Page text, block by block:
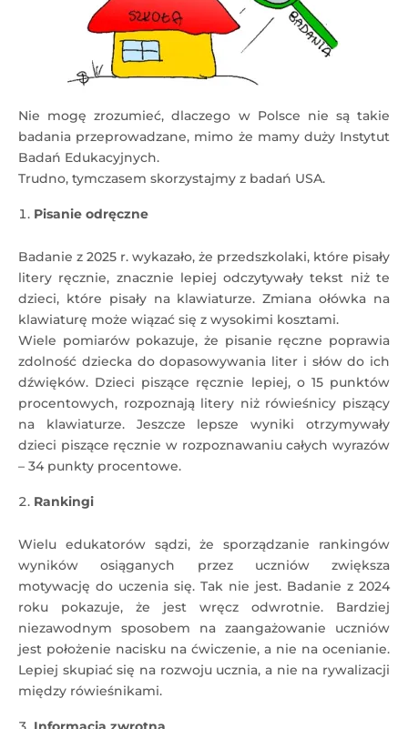
Nie mogę zrozumieć, dlaczego w Polsce nie są takie
badania przeprowadzane, mimo że mamy duży Instytut
Badań Edukacyjnych.
Trudno, tymczasem skorzystajmy z badań USA.
Pisanie odręczne
Badanie z 2025 r. wykazało, że przedszkolaki, które pisały
litery ręcznie, znacznie lepiej odczytywały tekst niż te
dzieci, które pisały na klawiaturze. Zmiana ołówka na
klawiaturę może wiązać się z wysokimi kosztami.
Wiele pomiarów pokazuje, że pisanie ręczne poprawia
zdolność dziecka do dopasowywania liter i słów do ich
dźwięków. Dzieci piszące ręcznie lepiej, o 15 punktów
procentowych, rozpoznają litery niż rówieśnicy piszący
na klawiaturze. Jeszcze lepsze wyniki otrzymywały
dzieci piszące ręcznie w rozpoznawaniu całych wyrazów
– 34 punkty procentowe.
Rankingi
Wielu edukatorów sądzi, że sporządzanie rankingów
wyników osiąganych przez uczniów zwiększa
motywację do uczenia się. Tak nie jest. Badanie z 2024
roku pokazuje, że jest wręcz odwrotnie. Bardziej
niezawodnym sposobem na zaangażowanie uczniów
jest położenie nacisku na ćwiczenie, a nie na ocenianie.
Lepiej skupiać się na rozwoju ucznia, a nie na rywalizacji
między rówieśnikami.